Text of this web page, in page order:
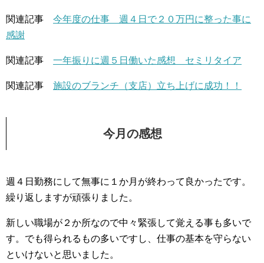
関連記事 今年度の仕事 週４日で２０万円に整った事に
感謝
関連記事 一年振りに週５日働いた感想 セミリタイア
関連記事 施設のブランチ（支店）立ち上げに成功！！
今月の感想
週４日勤務にして無事に１か月が終わって良かったです。
繰り返しますが頑張りました。
新しい職場が２か所なので中々緊張して覚える事も多いで
す。でも得られるもの多いですし、仕事の基本を守らない
といけないと思いました。